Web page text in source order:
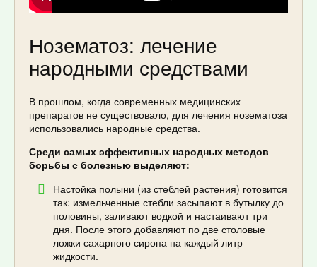
Нозематоз: лечение
народными средствами
В прошлом, когда современных медицинских
препаратов не существовало, для лечения нозематоза
использовались народные средства.
Среди самых эффективных народных методов
борьбы с болезнью выделяют:
Настойка полыни (из стеблей растения) готовится
так: измельченные стебли засыпают в бутылку до
половины, заливают водкой и настаивают три
дня. После этого добавляют по две столовые
ложки сахарного сиропа на каждый литр
жидкости.